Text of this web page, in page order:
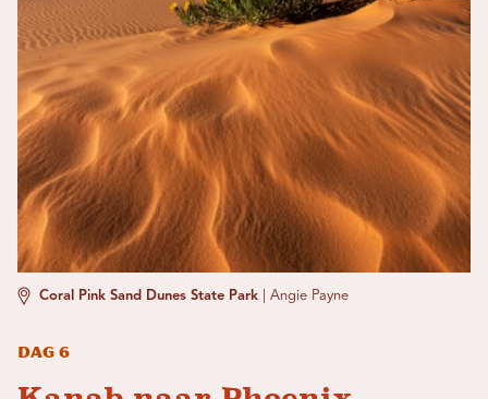
Coral Pink Sand Dunes State Park Angie Payne
Dag 6